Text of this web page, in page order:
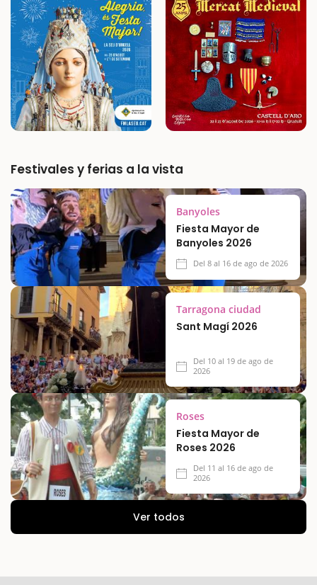
precioso, rodeado de bosque y muy grande.
En segundo lugar porque es un lugar de…
Festivales y ferias a la vista
Banyoles
Fiesta Mayor de
Banyoles 2026
Del 8 al 16 de ago de 2026
Tarragona ciudad
Sant Magí 2026
Del 10 al 19 de ago de
2026
Roses
Fiesta Mayor de
Roses 2026
Del 11 al 16 de ago de
2026
Ver todos